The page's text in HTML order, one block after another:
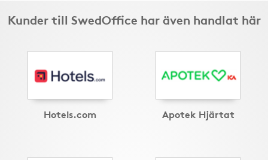
Kunder till SwedOffice har även handlat här
Hotels.com Apotek Hjärtat